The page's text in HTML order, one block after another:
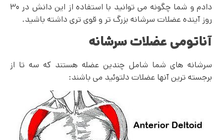
دادم و شما چگونه می توانید با استفاده از این دانش در ۳۰
روز آینده عضلات سرشانه بزرگ تر و قوی تری داشته باشید.
آناتومی عضلات سرشانه
سرشانه های شما شامل چندین عضله هستند که سه تا از
برجسته ترین آنها عضلات دلتوئید می باشند: